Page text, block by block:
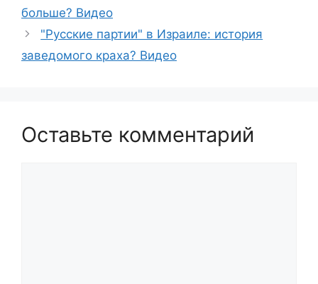
больше? Видео
"Русские партии" в Израиле: история
заведомого краха? Видео
Оставьте комментарий